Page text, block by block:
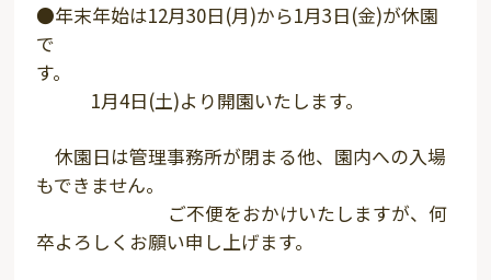
●年末年始は12月30日(月)から1月3日(金)が休園
で
す
1月4日(土)より開園いたします。
休園日は管理事務所が閉まる他、園内への入場
もできません。
ご不便をおかけいたしますが、何
卒よろしくお願い申し上げます。